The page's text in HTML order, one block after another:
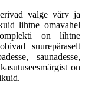
valge värv ja
lihtne omavahel
on lihtne
suurepäraselt
saunadesse,
on